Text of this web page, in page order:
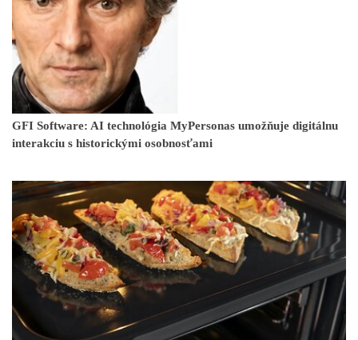
GFI Software: AI technológia MyPersonas umožňuje digitálnu
interakciu s historickými osobnosťami